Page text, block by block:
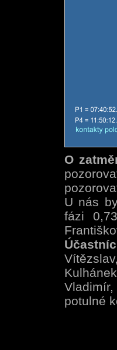
O
U nás
fázi
potulné